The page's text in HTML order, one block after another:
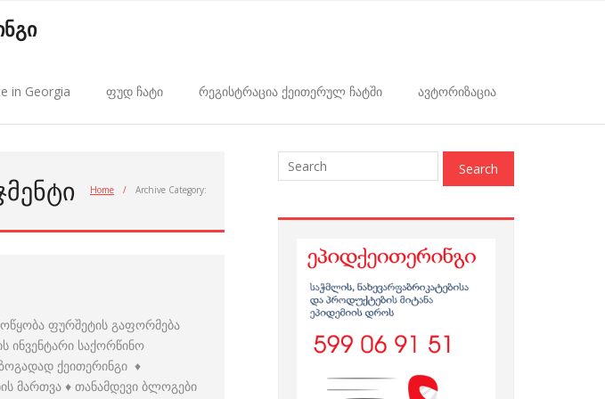
in Georgia ფუდ ჩატი რეგისტრაცია ქეითერულ ჩატში ავტორიზაცია
Home / Archive Category:
ფურშეტის გაფორმება
ინვენტარი საქორწინო
ქეითერინგი ♦
მართვა ♦ თანამდევი ბლოგები